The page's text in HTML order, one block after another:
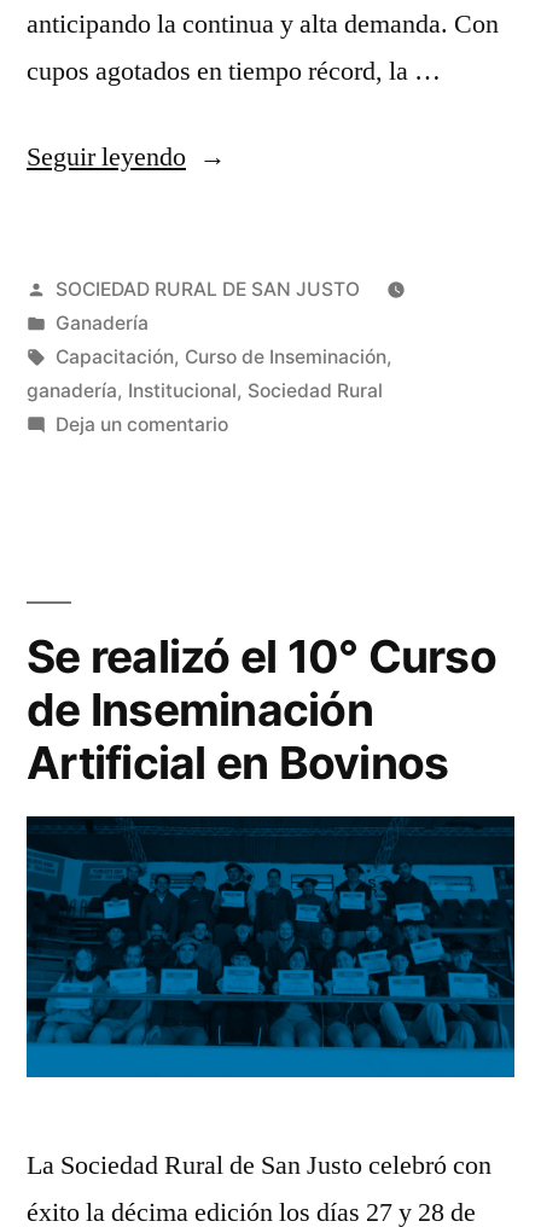
anticipando la continua y alta demanda. Con
cupos agotados en tiempo récord, la …
Seguir leyendo
SOCIEDAD RURAL DE SAN JUSTO
Ganadería
Capacitación, Curso de Inseminación,
ganadería, Institucional, Sociedad Rural
Deja un comentario
Se realizó el 10° Curso
de Inseminación
Artificial en Bovinos
La Sociedad Rural de San Justo celebró con
éxito la décima edición los días 27 y 28 de